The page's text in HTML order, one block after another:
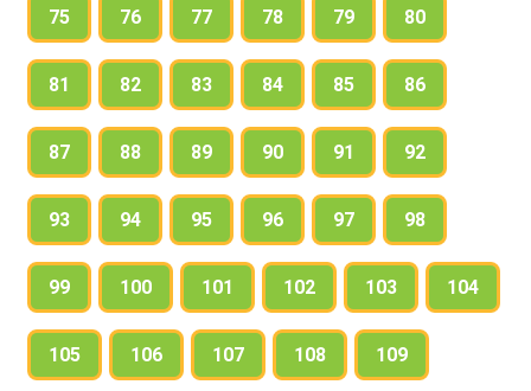
75 76 77 78 79 80
81 82 83 84 85 86
87 88 89 90 91 92
93 94 95 96 97 98
99 100 101 102 103 104
105 106 107 108 109